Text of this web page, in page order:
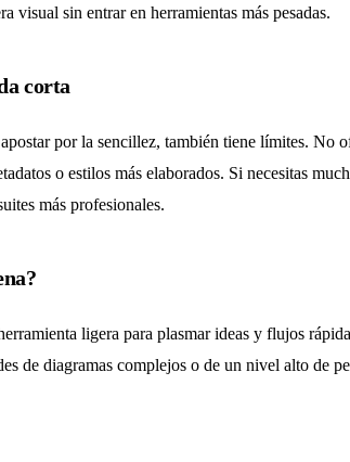
visual sin entrar en herramientas más pesadas.
corta
por la sencillez, también tiene límites. No
o estilos más elaborados. Si necesitas
más profesionales.
ligera para plasmar ideas y flujos
de diagramas complejos o de un nivel alto de